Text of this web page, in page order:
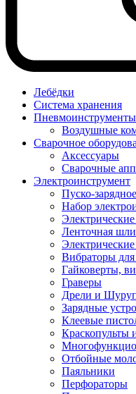
Лебёдки
Система хранения
Пневмоинструменты
Воздушные
Сварочное
Аксессуары
Сварочные
Электроинструмент
Пуско-
Набор
Ленточная
Вибраторы для
Гайковерты,
Граверы
Дрели и
Зарядные
Клеевые
Краскопульты
Отбойные
Паяльники
Перфораторы